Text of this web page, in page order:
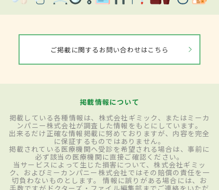
ご掲載に関するお問い合わせはこちら
掲載情報について
掲載している各種情報は、株式会社ギミック、またはミーカ
ンパニー株式会社が調査した情報をもとにしています。
出来るだけ正確な情報掲載に努めておりますが、内容を完全
に保証するものではありません。
掲載されている医療機関へ受診を希望される場合は、事前に
必ず該当の医療機関に直接ご確認ください。
当サービスによって生じた損害について、株式会社ギミッ
ク、およびミーカンパニー株式会社ではその賠償の責任を一
切負わないものとします。 情報に誤りがある場合には、お